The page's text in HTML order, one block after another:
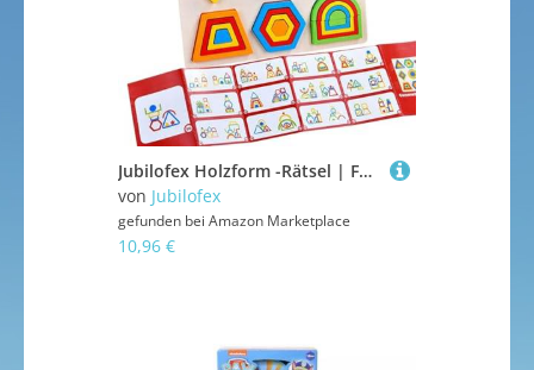
Jubilofex Holzform -Rätsel | Formen Lernspielzeug | Geometrische Aktivitäten für Entwicklung Bildung Lernblock Kindergärten Mädchen Baby Baby
von Jubilofex
gefunden bei Amazon Marketplace
10,96 €